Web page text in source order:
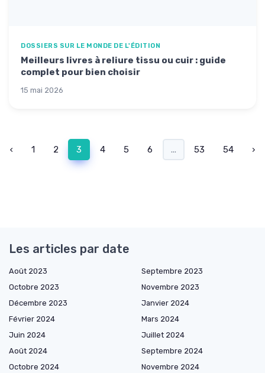
DOSSIERS SUR LE MONDE DE L'ÉDITION
Meilleurs livres à reliure tissu ou cuir : guide
complet pour bien choisir
15 mai 2026
‹ 1 2 3 4 5 6 ... 53 54 ›
Les articles par date
Août 2023
Septembre 2023
Octobre 2023
Novembre 2023
Décembre 2023
Janvier 2024
Février 2024
Mars 2024
Juin 2024
Juillet 2024
Août 2024
Septembre 2024
Octobre 2024
Novembre 2024